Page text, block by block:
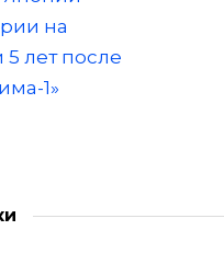
на
лет после
1»